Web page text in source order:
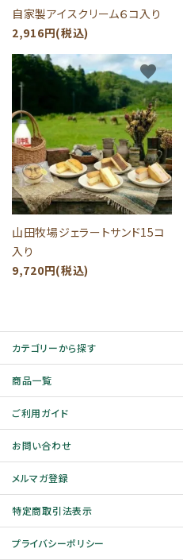
自家製アイスクリーム６コ入り
2,916円(税込)
山田牧場ジェラートサンド15コ
入り
9,720円(税込)
favorite
カテゴリーから探す
商品一覧
ご利用ガイド
お問い合わせ
メルマガ登録
特定商取引法表示
プライバシーポリシー